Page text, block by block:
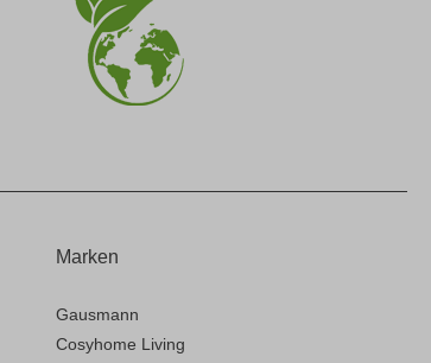
Marken
Gausmann
Cosyhome Living